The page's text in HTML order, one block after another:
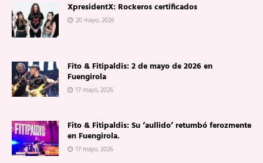
XpresidentX: Rockeros certificados
20 mayo, 2026
Fito & Fitipaldis: 2 de mayo de 2026 en
Fuengirola
17 mayo, 2026
Fito & Fitipaldis: Su ‘aullido’ retumbó ferozmente
en Fuengirola.
17 mayo, 2026